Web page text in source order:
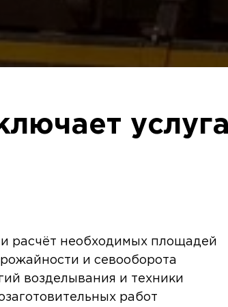
расчёт необходимых площадей
и севооборота
возделывания и техники
работ